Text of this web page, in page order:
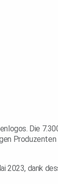
Die
2023, dank